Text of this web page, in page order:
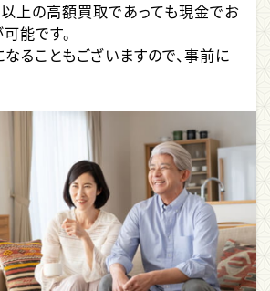
上の高額買取であっても現金でお
能です。
ることもございますので、事前に